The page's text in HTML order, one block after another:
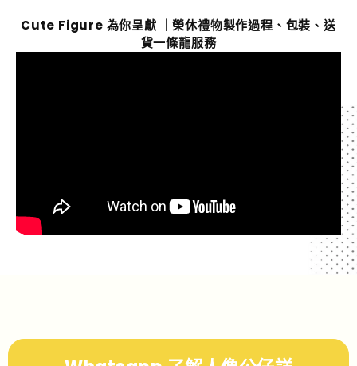
Cute Figure 為你呈獻 ｜榮休禮物製作過程、包裝、送
貨一條龍服務